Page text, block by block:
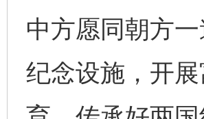
中方愿同朝方
纪念设施，开